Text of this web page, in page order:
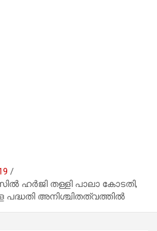
ഹര്‍ജി തള്ളി പാലാ കോടതി,
പദ്ധതി അനിശ്ചിതത്വത്തിൽ